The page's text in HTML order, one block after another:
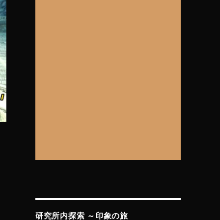
研究所内探索 ～印象の旅